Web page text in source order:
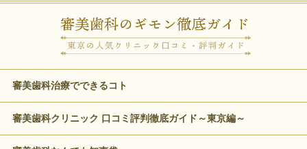
審美歯科治療でできるコト
審美歯科クリニック 口コミ評判徹底ガイド～東京編～